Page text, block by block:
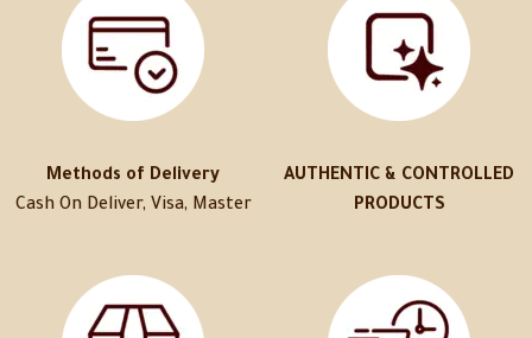
Methods of Delivery
Cash On Deliver, Visa, Master
AUTHENTIC & CONTROLLED
PRODUCTS